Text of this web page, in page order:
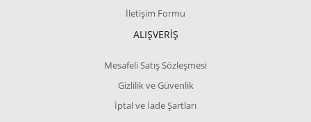
İletişim Formu
ALIŞVERİŞ
Mesafeli Satış Sözleşmesi
Gizlilik ve Güvenlik
İptal ve İade Şartları